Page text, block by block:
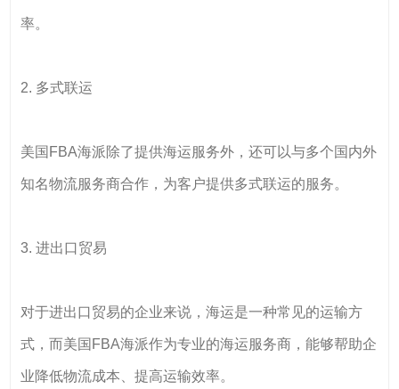
率。
2. 多式联运
美国FBA海派除了提供海运服务外，还可以与多个国内外
知名物流服务商合作，为客户提供多式联运的服务。
3. 进出口贸易
对于进出口贸易的企业来说，海运是一种常见的运输方
式，而美国FBA海派作为专业的海运服务商，能够帮助企
业降低物流成本、提高运输效率。